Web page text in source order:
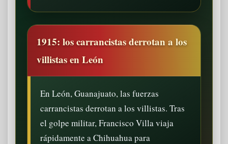
1915: los carrancistas derrotan a los
villistas en León
En León, Guanajuato, las fuerzas
carrancistas derrotan a los villistas. Tras
el golpe militar, Francisco Villa viaja
rápidamente a Chihuahua para